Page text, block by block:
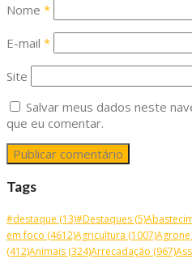
Nome *
E-mail *
Site
Salvar meus dados neste
que eu comentar.
Tags
#destaque (13)#Destaques (5)
em foco (4612)Agricultura (1007)
(412)Animais (324)Arrecadação (967)